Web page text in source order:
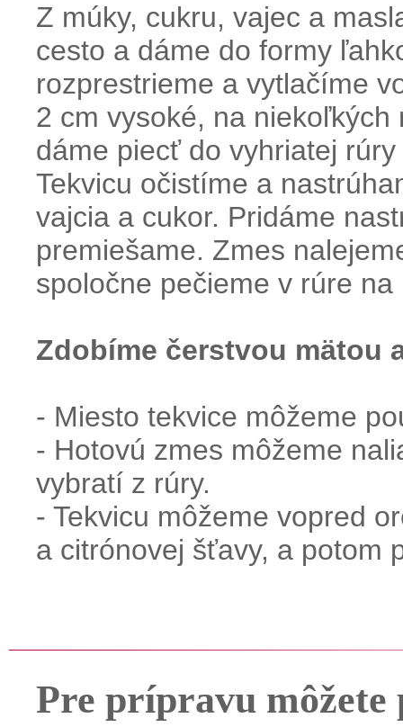
Z múky, cukru, vajec a
cesto a dáme do formy
rozprestrieme a vytlačíme
2 cm vysoké, na
dáme piecť do vyhriatej
Tekvicu očistíme a
vajcia a cukor. Pridáme
premiešame. Zmes
spoločne pečieme v rúre
Zdobíme čerstvou mätou
- Miesto tekvice môžeme
- Hotovú zmes môžeme
vybratí z rúry.
- Tekvicu môžeme vopred
a citrónovej šťavy, a potom
Pre prípravu